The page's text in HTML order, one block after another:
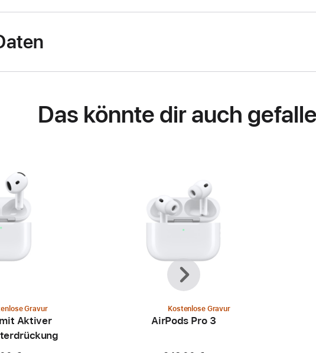
Das könnte dir auch
Gravur
Aktiver
Kostenlose Gravur
AirPods Pro 3
Zurück
Weiter